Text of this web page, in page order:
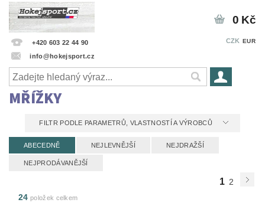
+420 603 22 44 90
info@hokejsport.cz
CZK EUR
0 Kč
MŘÍŽKY
FILTR PODLE PARAMETRŮ, VLASTNOSTÍ A VÝROBCŮ
ABECEDNĚ NEJLEVNĚJŠÍ NEJDRAŽŠÍ
NEJPRODÁVANĚJŠÍ
1 2
24 položek celkem